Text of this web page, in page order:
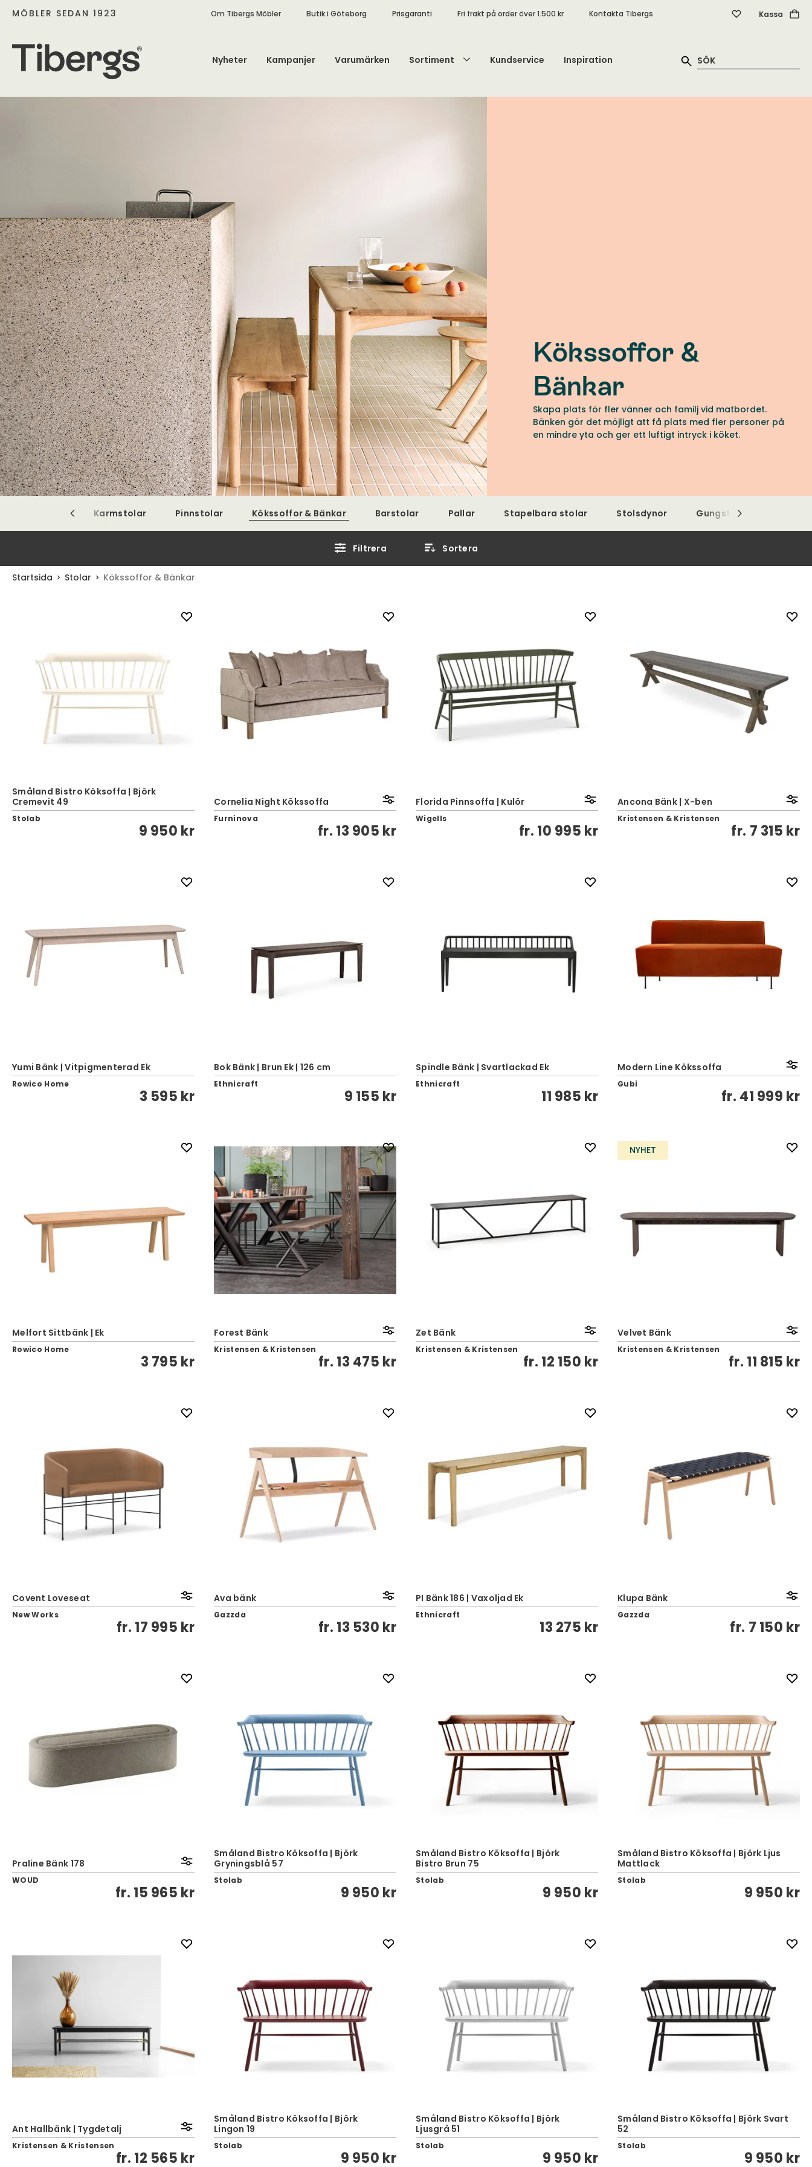
MÖBLER SEDAN 1923 Om Tibergs Möbler Butik i Göteborg Prisgaranti Fri frakt på order över 1.500 kr Kontakta Tibergs Kassa
Nyheter Kampanjer Varumärken Sortiment Kundservice Inspiration
Kökssoffor &
Bänkar
Skapa plats för fler vänner och familj vid matbordet.
Bänken gör det möjligt att få plats med fler personer på
en mindre yta och ger ett luftigt intryck i köket.
Karmstolar Pinnstolar Kökssoffor & Bänkar Barstolar Pallar Stapelbara stolar Stolsdynor Gungstolar
Filtrera Sortera
Startsida Stolar Kökssoffor & Bänkar
Småland Bistro Köksoffa | Björk
Cremevit 49
Stolab
9 950 kr
Cornelia Night Kökssoffa
Furninova
fr. 13 905 kr
Florida Pinnsoffa | Kulör
Wigells
fr. 10 995 kr
Ancona Bänk | X-ben
Kristensen & Kristensen
fr. 7 315 kr
Yumi Bänk | Vitpigmenterad Ek
Rowico Home
3 595 kr
Bok Bänk | Brun Ek | 126 cm
Ethnicraft
9 155 kr
Spindle Bänk | Svartlackad Ek
Ethnicraft
11 985 kr
Modern Line Kökssoffa
Gubi
fr. 41 999 kr
Melfort Sittbänk | Ek
Rowico Home
3 795 kr
Forest Bänk
Kristensen & Kristensen
fr. 13 475 kr
Zet Bänk
Kristensen & Kristensen
fr. 12 150 kr
NYHET
Velvet Bänk
Kristensen & Kristensen
fr. 11 815 kr
Covent Loveseat
New Works
fr. 17 995 kr
Ava bänk
Gazzda
fr. 13 530 kr
PI Bänk 186 | Vaxoljad Ek
Ethnicraft
13 275 kr
Klupa Bänk
Gazzda
fr. 7 150 kr
Praline Bänk 178
WOUD
fr. 15 965 kr
Småland Bistro Köksoffa | Björk
Gryningsblå 57
Stolab
9 950 kr
Småland Bistro Köksoffa | Björk
Bistro Brun 75
Stolab
9 950 kr
Småland Bistro Köksoffa | Björk Ljus
Mattlack
Stolab
9 950 kr
Ant Hallbänk | Tygdetalj
Kristensen & Kristensen
fr. 12 565 kr
Småland Bistro Köksoffa | Björk
Lingon 19
Stolab
9 950 kr
Småland Bistro Köksoffa | Björk
Ljusgrå 51
Stolab
9 950 kr
Småland Bistro Köksoffa | Björk Svart
52
Stolab
9 950 kr